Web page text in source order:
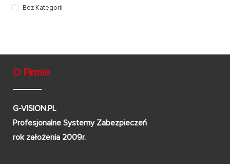
Bez Kategorii
O Firmie
G-VISION.PL
Profesjonalne Systemy Zabezpieczeń
rok założenia 2009r.